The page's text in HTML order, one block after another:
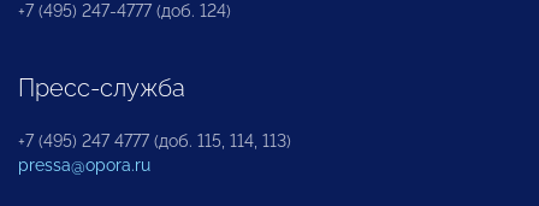
+7 (495) 247-4777 (доб. 124)
Пресс-служба
+7 (495) 247 4777 (доб. 115, 114, 113)
pressa@opora.ru